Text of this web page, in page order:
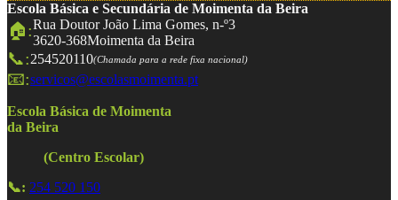
Escola Básica e Secundária de Moimenta da Beira
🏠:Rua Doutor João Lima Gomes, n-º3
3620-368Moimenta da Beira
📞:254520110(Chamada para a rede fixa nacional)
📧:servicos@escolasmoimenta.pt
Escola Básica de Moimenta
da Beira
(Centro Escolar)
📞: 254 520 150